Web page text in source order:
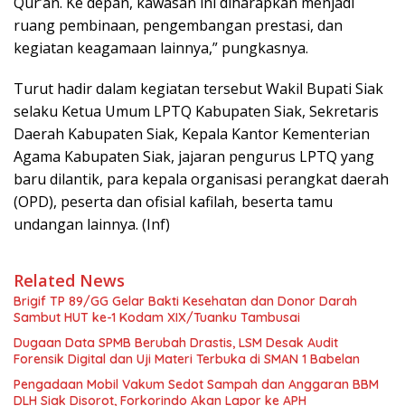
ruang pembinaan, pengembangan prestasi, dan
kegiatan keagamaan lainnya,” pungkasnya.
Turut hadir dalam kegiatan tersebut Wakil Bupati Siak
selaku Ketua Umum LPTQ Kabupaten Siak, Sekretaris
Daerah Kabupaten Siak, Kepala Kantor Kementerian
Agama Kabupaten Siak, jajaran pengurus LPTQ yang
baru dilantik, para kepala organisasi perangkat daerah
(OPD), peserta dan ofisial kafilah, beserta tamu
undangan lainnya. (Inf)
Related News
Brigif TP 89/GG Gelar Bakti Kesehatan dan Donor Darah
Sambut HUT ke-1 Kodam XIX/Tuanku Tambusai
Dugaan Data SPMB Berubah Drastis, LSM Desak Audit
Forensik Digital dan Uji Materi Terbuka di SMAN 1 Babelan
Pengadaan Mobil Vakum Sedot Sampah dan Anggaran BBM
DLH Siak Disorot, Forkorindo Akan Lapor ke APH